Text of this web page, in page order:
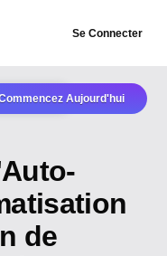
Se Connecter
Aujourd'hui
CMS
de